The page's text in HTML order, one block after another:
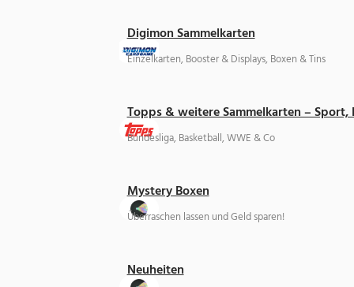
Digimon Sammelkarten
Einzelkarten, Booster & Displays, Boxen & Tins
Topps & weitere Sammelkarten –
Bundesliga, Basketball, WWE & Co
Mystery Boxen
Überraschen lassen und Geld sparen!
Neuheiten